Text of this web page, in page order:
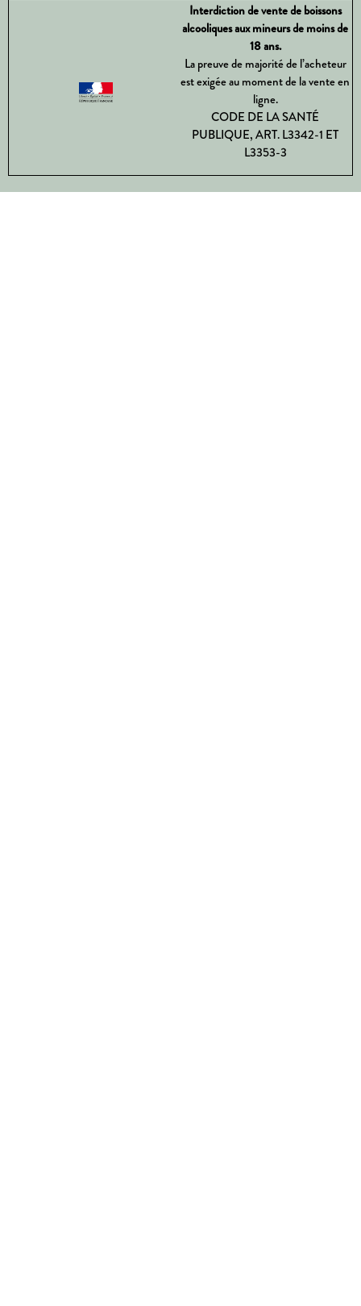
Interdiction de vente de boissons
alcooliques aux mineurs de moins de
18 ans.
La preuve de majorité de l’acheteur
est exigée au moment de la vente en
ligne.
CODE DE LA SANTÉ
PUBLIQUE, ART. L3342-1 ET
L3353-3